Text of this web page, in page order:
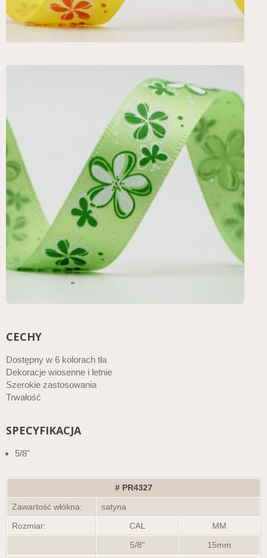
CECHY
Dostępny w 6 kolorach tła
Dekoracje wiosenne i letnie
Szerokie zastosowania
Trwałość
SPECYFIKACJA
5/8"
# PR4327
Zawartość włókna:
satyna
Rozmiar:
CAL
MM
5/8"
15mm